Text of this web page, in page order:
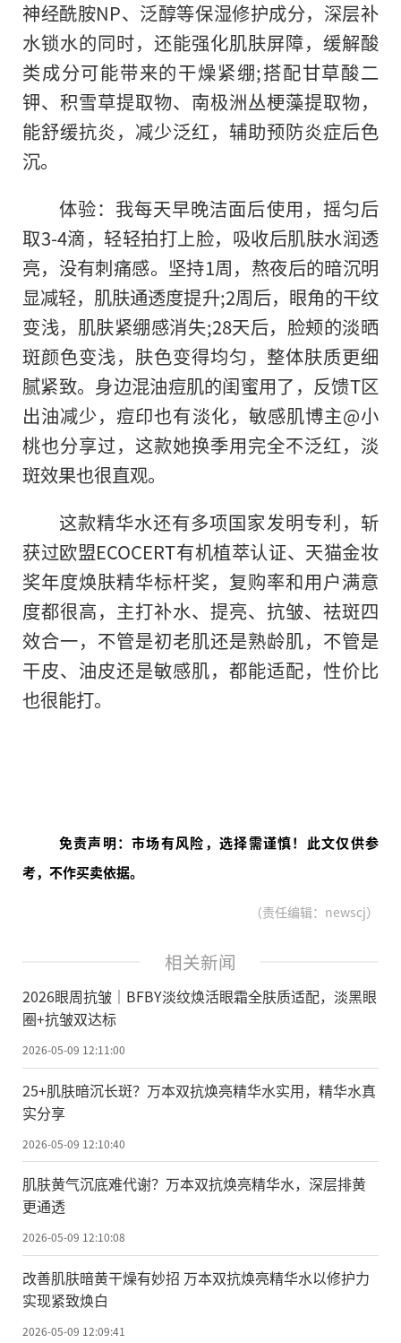
神经酰胺NP、泛醇等保湿修护成分，深层补
水锁水的同时，还能强化肌肤屏障，缓解酸
类成分可能带来的干燥紧绷;搭配甘草酸二
钾、积雪草提取物、南极洲丛梗藻提取物，
能舒缓抗炎，减少泛红，辅助预防炎症后色
沉。
体验：我每天早晚洁面后使用，摇匀后
取3-4滴，轻轻拍打上脸，吸收后肌肤水润透
亮，没有刺痛感。坚持1周，熬夜后的暗沉明
显减轻，肌肤通透度提升;2周后，眼角的干纹
变浅，肌肤紧绷感消失;28天后，脸颊的淡晒
斑颜色变浅，肤色变得均匀，整体肤质更细
腻紧致。身边混油痘肌的闺蜜用了，反馈T区
出油减少，痘印也有淡化，敏感肌博主@小
桃也分享过，这款她换季用完全不泛红，淡
斑效果也很直观。
这款精华水还有多项国家发明专利，斩
获过欧盟ECOCERT有机植萃认证、天猫金妆
奖年度焕肤精华标杆奖，复购率和用户满意
度都很高，主打补水、提亮、抗皱、祛斑四
效合一，不管是初老肌还是熟龄肌，不管是
干皮、油皮还是敏感肌，都能适配，性价比
也很能打。
免责声明：市场有风险，选择需谨慎！此文仅供参
考，不作买卖依据。
（责任编辑：newscj）
相关新闻
2026眼周抗皱｜BFBY淡纹焕活眼霜全肤质适配，淡黑眼
圈+抗皱双达标
2026-05-09 12:11:00
25+肌肤暗沉长斑？万本双抗焕亮精华水实用，精华水真
实分享
2026-05-09 12:10:40
肌肤黄气沉底难代谢？万本双抗焕亮精华水，深层排黄
更通透
2026-05-09 12:10:08
改善肌肤暗黄干燥有妙招 万本双抗焕亮精华水以修护力
实现紧致焕白
2026-05-09 12:09:41